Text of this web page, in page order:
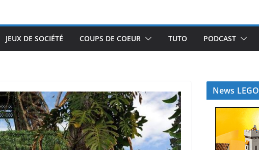
JEUX DE SOCIÉTÉ COUPS DE COEUR TUTO PODCAST
News LEGO